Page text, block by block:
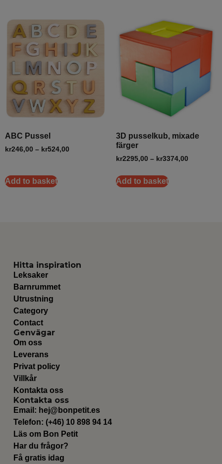
ABC Pussel
kr246,00 – kr524,00
Add to basket
3D pusselkub, mixade
färger
kr2295,00 – kr3374,00
Add to basket
Hitta inspiration
Leksaker
Barnrummet
Utrustning
Category
Contact
Genvägar
Om oss
Leverans
Privat policy
Villkår
Kontakta oss
Kontakta oss
Email: hej@bonpetit.es
Telefon: (+46) 10 898 94 14
Läs om Bon Petit
Har du frågor?
Få gratis idag